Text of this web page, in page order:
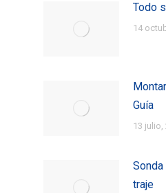
Todo
14
Guía
13 julio,
traje